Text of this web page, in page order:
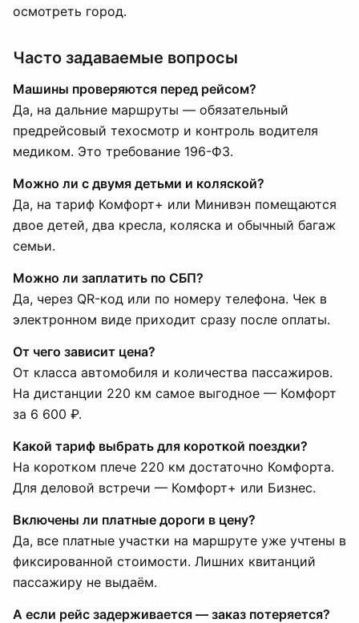
осмотреть город.
Часто задаваемые вопросы
Машины проверяются перед рейсом?
Да, на дальние маршруты — обязательный
предрейсовый техосмотр и контроль водителя
медиком. Это требование 196-ФЗ.
Можно ли с двумя детьми и коляской?
Да, на тариф Комфорт+ или Минивэн помещаются
двое детей, два кресла, коляска и обычный багаж
семьи.
Можно ли заплатить по СБП?
Да, через QR-код или по номеру телефона. Чек в
электронном виде приходит сразу после оплаты.
От чего зависит цена?
От класса автомобиля и количества пассажиров.
На дистанции 220 км самое выгодное — Комфорт
за 6 600 ₽.
Какой тариф выбрать для короткой поездки?
На коротком плече 220 км достаточно Комфорта.
Для деловой встречи — Комфорт+ или Бизнес.
Включены ли платные дороги в цену?
Да, все платные участки на маршруте уже учтены в
фиксированной стоимости. Лишних квитанций
пассажиру не выдаём.
А если рейс задерживается — заказ потеряется?